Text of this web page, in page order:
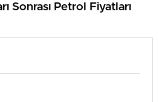
Sonrası Petrol Fiyatları